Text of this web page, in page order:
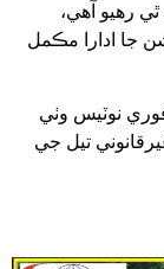
ٿي رهيو آهي،
جا ادارا مڪمل
نوٽيس وٺي
تيل جي